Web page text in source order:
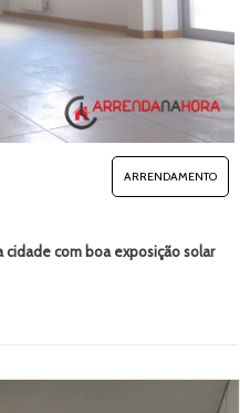
ARRENDAMENTO
cidade com boa exposição solar